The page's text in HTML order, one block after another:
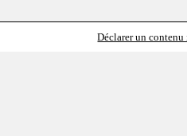
Déclarer un